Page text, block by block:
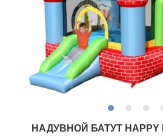
НАДУВНОЙ БАТУТ HAPPY